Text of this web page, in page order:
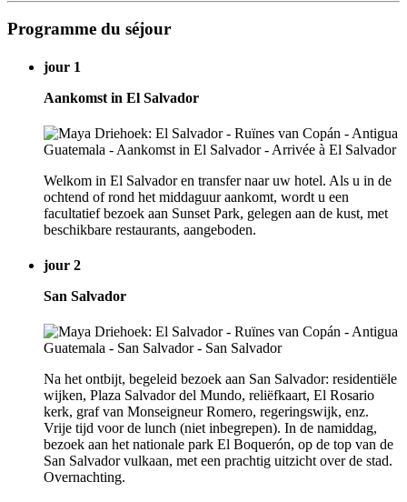
Programme du séjour
jour 1
Aankomst in El Salvador
Welkom in El Salvador en transfer naar uw hotel. Als u in de
ochtend of rond het middaguur aankomt, wordt u een
facultatief bezoek aan Sunset Park, gelegen aan de kust, met
beschikbare restaurants, aangeboden.
jour 2
San Salvador
Na het ontbijt, begeleid bezoek aan San Salvador: residentiële
wijken, Plaza Salvador del Mundo, reliëfkaart, El Rosario
kerk, graf van Monseigneur Romero, regeringswijk, enz.
Vrije tijd voor de lunch (niet inbegrepen). In de namiddag,
bezoek aan het nationale park El Boquerón, op de top van de
San Salvador vulkaan, met een prachtig uitzicht over de stad.
Overnachting.